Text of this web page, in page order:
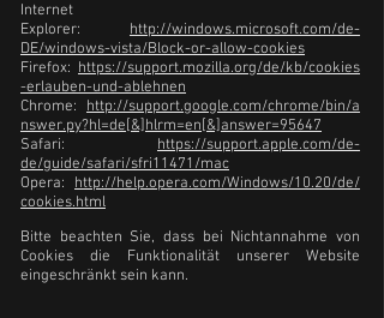
Internet
Explorer: http://windows.microsoft.com/de-
DE/windows-vista/Block-or-allow-cookies
Firefox: https://support.mozilla.org/de/kb/cookies
-erlauben-und-ablehnen
Chrome: http://support.google.com/chrome/bin/a
nswer.py?hl=de[&]hlrm=en[&]answer=95647
Safari: https://support.apple.com/de-
de/guide/safari/sfri11471/mac
Opera: http://help.opera.com/Windows/10.20/de/
cookies.html
Bitte beachten Sie, dass bei Nichtannahme von
Cookies die Funktionalität unserer Website
eingeschränkt sein kann.